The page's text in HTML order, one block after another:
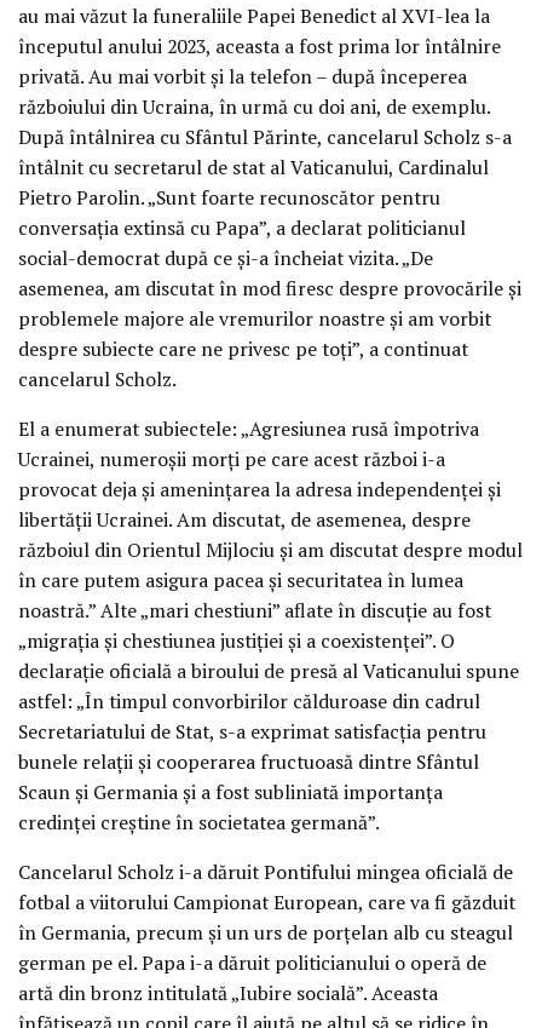
au mai văzut la funeraliile Papei Benedict al XVI-lea la
începutul anului 2023, aceasta a fost prima lor întâlnire
privată. Au mai vorbit și la telefon – după începerea
războiului din Ucraina, în urmă cu doi ani, de exemplu.
După întâlnirea cu Sfântul Părinte, cancelarul Scholz s-a
întâlnit cu secretarul de stat al Vaticanului, Cardinalul
Pietro Parolin. „Sunt foarte recunoscător pentru
conversația extinsă cu Papa”, a declarat politicianul
social-democrat după ce și-a încheiat vizita. „De
asemenea, am discutat în mod firesc despre provocările și
problemele majore ale vremurilor noastre și am vorbit
despre subiecte care ne privesc pe toți”, a continuat
cancelarul Scholz.
El a enumerat subiectele: „Agresiunea rusă împotriva
Ucrainei, numeroșii morți pe care acest război i-a
provocat deja și amenințarea la adresa independenței și
libertății Ucrainei. Am discutat, de asemenea, despre
războiul din Orientul Mijlociu și am discutat despre modul
în care putem asigura pacea și securitatea în lumea
noastră.” Alte „mari chestiuni” aflate în discuție au fost
„migrația și chestiunea justiției și a coexistenței”. O
declarație oficială a biroului de presă al Vaticanului spune
astfel: „În timpul convorbirilor călduroase din cadrul
Secretariatului de Stat, s-a exprimat satisfacția pentru
bunele relații și cooperarea fructuoasă dintre Sfântul
Scaun și Germania și a fost subliniată importanța
credinței creștine în societatea germană”.
Cancelarul Scholz i-a dăruit Pontifului mingea oficială de
fotbal a viitorului Campionat European, care va fi găzduit
în Germania, precum și un urs de porțelan alb cu steagul
german pe el. Papa i-a dăruit politicianului o operă de
artă din bronz intitulată „Iubire socială”. Aceasta